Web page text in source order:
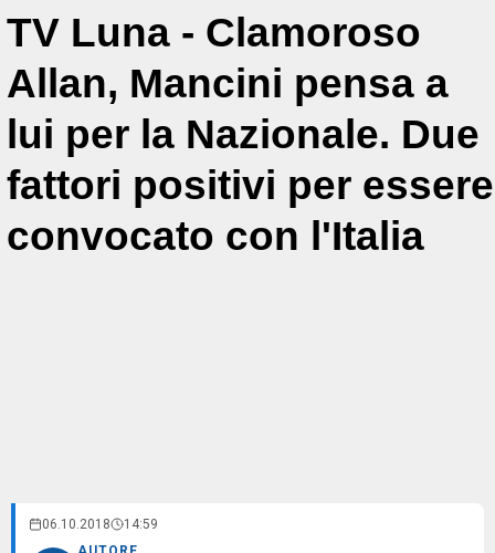
TV Luna - Clamoroso
Allan, Mancini pensa a
lui per la Nazionale. Due
fattori positivi per essere
convocato con l'Italia
06.10.2018 14:59